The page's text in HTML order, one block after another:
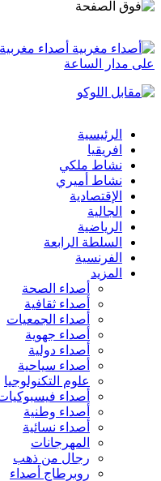
أصداء
على مدار الساعة
الرئيسية
افريقيا
نشاط ملكي
نشاط أميري
الإقتصادية
الجالية
الرياضية
السلطة الرابعة
الفرنسية
المزيد
أصداء الصحة
أصداء ثقافية
أصداء الجمعيات
أصداء جهوية
أصداء دولية
أصداء سياحية
علوم التكنولوجيا
أصداء
أصداء وطنية
أصداء نسائية
المهرجانات
رجال من ذهب
روبرطاج أصداء